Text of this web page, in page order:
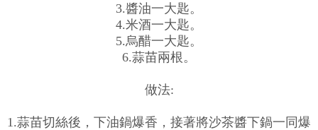
3.醬油一大匙。
4.米酒一大匙。
5.烏醋一大匙。
6.蒜苗兩根。
做法:
1.蒜苗切絲後，下油鍋爆香，接著將沙茶醬下鍋一同爆